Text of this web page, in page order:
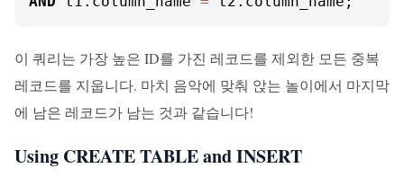
이 쿼리는 가장 높은 ID를 가진 레코드를 제외한 모든 중복
레코드를 지웁니다. 마치 음악에 맞춰 앉는 놀이에서 마지막
에 남은 레코드가 남는 것과 같습니다!
Using CREATE TABLE and INSERT